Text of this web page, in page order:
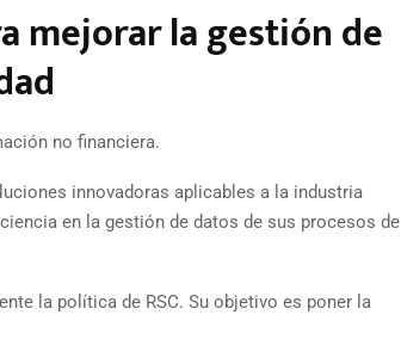
mejorar la gestión de
no financiera.
innovadoras aplicables a la industria
en la gestión de datos de sus procesos de
la política de RSC. Su objetivo es poner la